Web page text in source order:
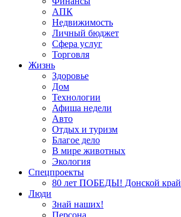
АПК
Недвижимость
Личный бюджет
Сфера услуг
Торговля
Жизнь
Здоровье
Дом
Технологии
Афиша недели
Авто
Отдых и туризм
Благое дело
В мире животных
Экология
Спецпроекты
80 лет ПОБЕДЫ! Донской край
Люди
Знай наших!
Персона